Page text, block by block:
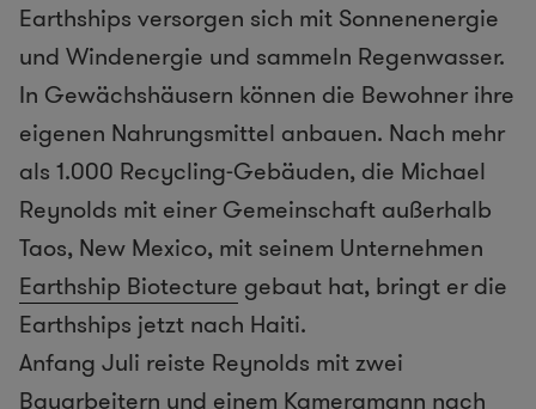
Earthships versorgen sich mit Sonnenenergie
und Windenergie und sammeln Regenwasser.
In Gewächshäusern können die Bewohner ihre
eigenen Nahrungsmittel anbauen. Nach mehr
als 1.000 Recycling-Gebäuden, die Michael
Reynolds mit einer Gemeinschaft außerhalb
Taos, New Mexico, mit seinem Unternehmen
Earthship Biotecture gebaut hat, bringt er die
Earthships jetzt nach Haiti.
Anfang Juli reiste Reynolds mit zwei
Bauarbeitern und einem Kameramann nach